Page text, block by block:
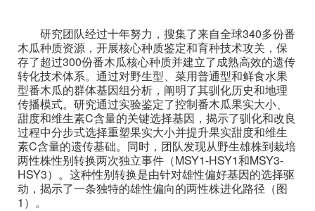
研究团队经过十年努力，搜集了来自全球340多份番
木瓜种质资源，开展核心种质鉴定和育种技术攻关，保
存了超过300份番木瓜核心种质并建立了成熟高效的遗传
转化技术体系。通过对野生型、菜用普通型和鲜食水果
型番木瓜的群体基因组分析，阐明了其驯化历史和地理
传播模式。研究通过实验鉴定了控制番木瓜果实大小、
甜度和维生素C含量的关键选择基因，揭示了驯化和改良
过程中分步式选择重塑果实大小并提升果实甜度和维生
素C含量的遗传基础。同时，团队发现从野生雄株到栽培
两性株性别转换两次独立事件（MSY1-HSY1和MSY3-
HSY3）。这种性别转换是由针对雄性偏好基因的选择驱
动，揭示了一条独特的雄性偏向的两性株进化路径（图
1）。